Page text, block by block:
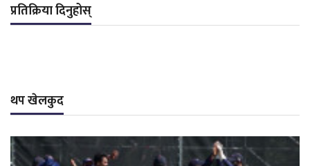
प्रतिक्रिया दिनुहोस्
थप खेलकुद